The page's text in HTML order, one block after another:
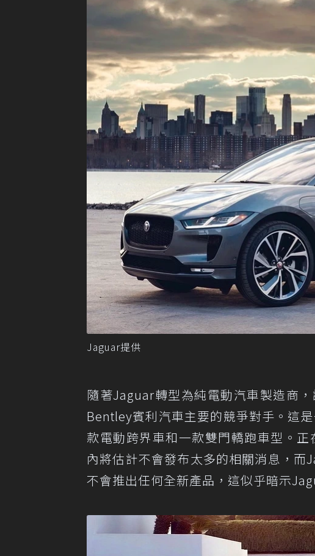
Jaguar提供
隨著Jaguar轉型為純電動汽車製造商
Bentley賓利汽車主要的競爭對手。這
款電動跨界車和一款雙門轎跑車型。
內將估計不會發布太多的相關消息，
不會推出任何全新產品，這似乎暗示